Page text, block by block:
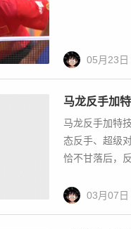
05月23日
老萨四两拨千斤！ 国
四两拨千斤！ 国际乒坛2
当先，反手无情反拉；奥
03月07日
【视频】超